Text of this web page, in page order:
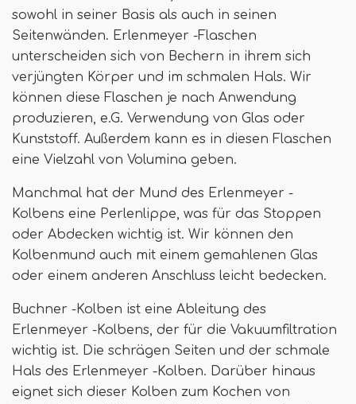
sowohl in seiner Basis als auch in seinen
Seitenwänden. Erlenmeyer -Flaschen
unterscheiden sich von Bechern in ihrem sich
verjüngten Körper und im schmalen Hals. Wir
können diese Flaschen je nach Anwendung
produzieren, e.G. Verwendung von Glas oder
Kunststoff. Außerdem kann es in diesen Flaschen
eine Vielzahl von Volumina geben.
Manchmal hat der Mund des Erlenmeyer -
Kolbens eine Perlenlippe, was für das Stoppen
oder Abdecken wichtig ist. Wir können den
Kolbenmund auch mit einem gemahlenen Glas
oder einem anderen Anschluss leicht bedecken.
Buchner -Kolben ist eine Ableitung des
Erlenmeyer -Kolbens, der für die Vakuumfiltration
wichtig ist. Die schrägen Seiten und der schmale
Hals des Erlenmeyer -Kolben. Darüber hinaus
eignet sich dieser Kolben zum Kochen von